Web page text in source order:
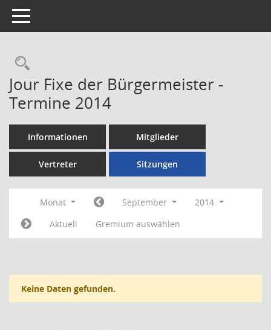
Toggle navigation
Rechercheauswahl
Jour Fixe der Bürgermeister -
Termine 2014
Informationen Mitglieder
Vertreter Sitzungen
Monat September
2014
Aktuell
Gremium auswählen
Keine Daten gefunden.